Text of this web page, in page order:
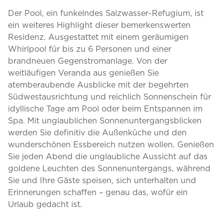
Der Pool, ein funkelndes Salzwasser-Refugium, ist
ein weiteres Highlight dieser bemerkenswerten
Residenz. Ausgestattet mit einem geräumigen
Whirlpool für bis zu 6 Personen und einer
brandneuen Gegenstromanlage. Von der
weitläufigen Veranda aus genießen Sie
atemberaubende Ausblicke mit der begehrten
Südwestausrichtung und reichlich Sonnenschein für
idyllische Tage am Pool oder beim Entspannen im
Spa. Mit unglaublichen Sonnenuntergangsblicken
werden Sie definitiv die Außenküche und den
wunderschönen Essbereich nutzen wollen. Genießen
Sie jeden Abend die unglaubliche Aussicht auf das
goldene Leuchten des Sonnenuntergangs, während
Sie und Ihre Gäste speisen, sich unterhalten und
Erinnerungen schaffen – genau das, wofür ein
Urlaub gedacht ist.